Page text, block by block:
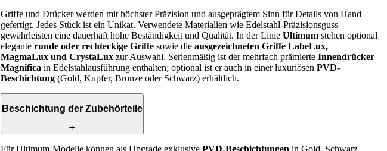
Griffe und Drücker werden mit höchster Präzision und ausgeprägtem Sinn für Details von Hand
gefertigt. Jedes Stück ist ein Unikat. Verwendete Materialien wie Edelstahl-Präzisionsguss
gewährleisten eine dauerhaft hohe Beständigkeit und Qualität. In der Linie Ultimum stehen optional
elegante runde oder rechteckige Griffe sowie die ausgezeichneten Griffe LabeLux,
MagmaLux und CrystaLux zur Auswahl. Serienmäßig ist der mehrfach prämierte Innendrücker
Magnifica in Edelstahlausführung enthalten; optional ist er auch in einer luxuriösen PVD-
Beschichtung (Gold, Kupfer, Bronze oder Schwarz) erhältlich.
Beschichtung der Zubehörteile